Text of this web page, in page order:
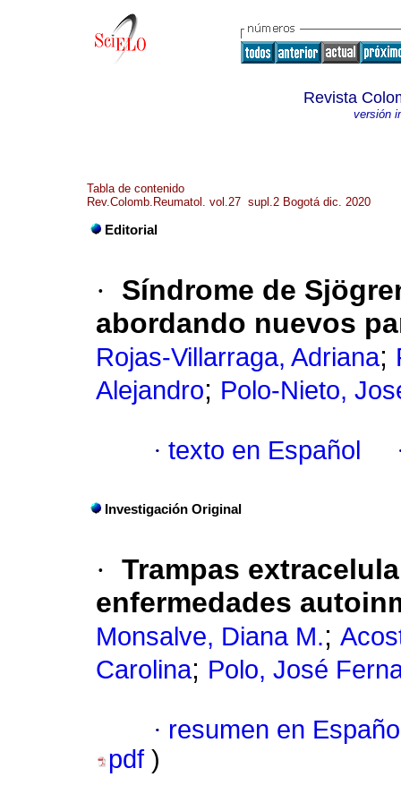
Revista
versión
Tabla de contenido
Rev.Colomb.Reumatol. vol.27 supl.2 Bogotá dic. 2020
Editorial
·
Síndrome de
abordando nuevos
Rojas-Villarraga, Adriana;
Alejandro; Polo-Nieto,
· texto en Español
Investigación Original
· Trampas
enfermedades
Monsalve, Diana M.;
Carolina; Polo, José
· resumen en
pdf )